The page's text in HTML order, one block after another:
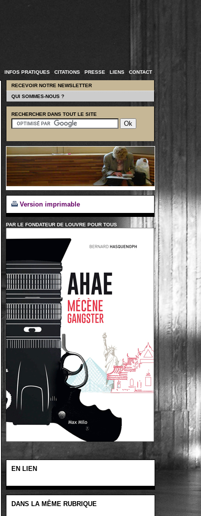
INFOS PRATIQUES CITATIONS PRESSE LIENS CONTACT
RECEVOIR NOTRE NEWSLETTER
QUI SOMMES-NOUS ?
RECHERCHER DANS TOUT LE SITE
Version imprimable
PAR LE FONDATEUR DE LOUVRE POUR TOUS
EN LIEN
DANS LA MÊME RUBRIQUE